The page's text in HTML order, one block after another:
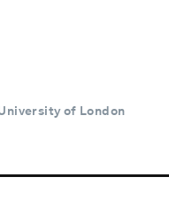
of London